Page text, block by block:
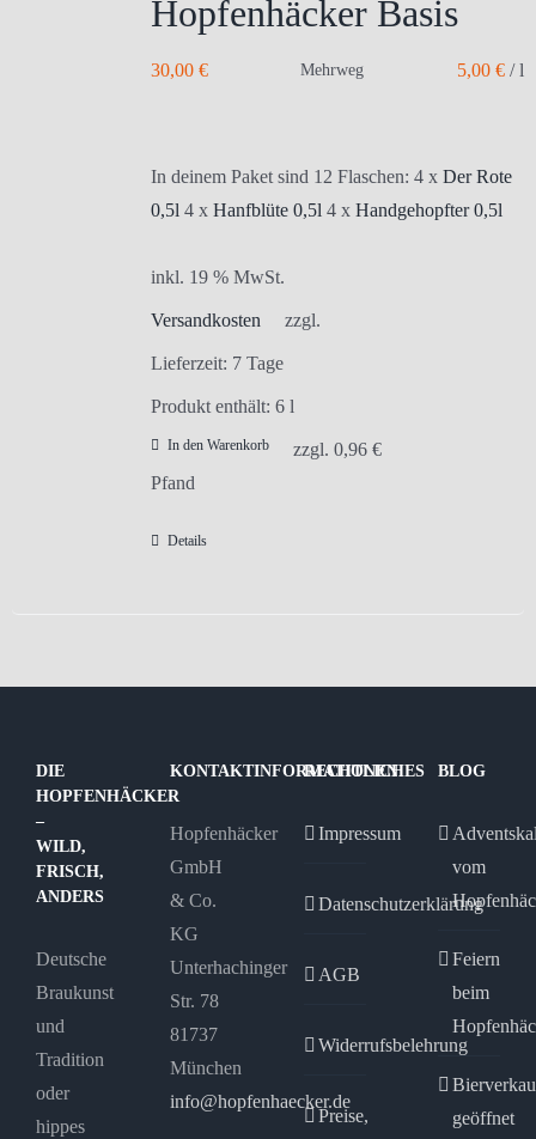
Hopfenhäcker Basis
30,00 € Mehrweg 5,00 €/l
In deinem Paket sind 12 Flaschen: 4 x Der Rote
0,5l 4 x Hanfblüte 0,5l 4 x Handgehopfter 0,5l
inkl. 19 % MwSt.
zzgl.
Versandkosten
Lieferzeit: 7 Tage
Produkt enthält: 6 l
In den Warenkorb zzgl. 0,96 €
Pfand
Details
DIE
HOPFENHÄCKER
–
WILD,
FRISCH,
ANDERS
Deutsche
Braukunst
und
Tradition
oder
hippes
KONTAKTINFORMATIONEN
Hopfenhäcker
GmbH
& Co.
KG
Unterhachinger
Str. 78
81737
München
info@hopfenhaecker.de
RECHTLICHES
Impressum
Datenschutzerklärung
AGB
Widerrufsbelehrung
Preise,
BLOG
vom
Feiern
beim
geöffnet